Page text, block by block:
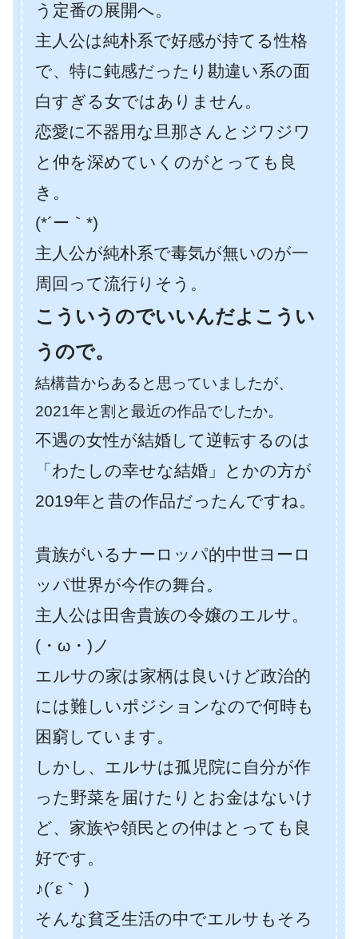
う定番の展開へ。
主人公は純朴系で好感が持てる性格
で、特に鈍感だったり勘違い系の面
白すぎる女ではありません。
恋愛に不器用な旦那さんとジワジワ
と仲を深めていくのがとっても良
き。
(*´ー｀*)
主人公が純朴系で毒気が無いのが一
周回って流行りそう。
こういうのでいいんだよこうい
うので。
結構昔からあると思っていましたが、
2021年と割と最近の作品でしたか。
不遇の女性が結婚して逆転するのは
「わたしの幸せな結婚」とかの方が
2019年と昔の作品だったんですね。
貴族がいるナーロッパ的中世ヨーロ
ッパ世界が今作の舞台。
主人公は田舎貴族の令嬢のエルサ。
(・ω・)ノ
エルサの家は家柄は良いけど政治的
には難しいポジションなので何時も
困窮しています。
しかし、エルサは孤児院に自分が作
った野菜を届けたりとお金はないけ
ど、家族や領民との仲はとっても良
好です。
♪(´ε｀ )
そんな貧乏生活の中でエルサもそろ